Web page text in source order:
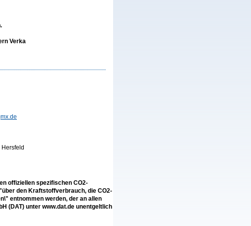
Verka
offiziellen spezifischen CO2-
den Kraftstoffverbrauch, die CO2-
entnommen werden, der an allen
(DAT) unter www.dat.de unentgeltlich